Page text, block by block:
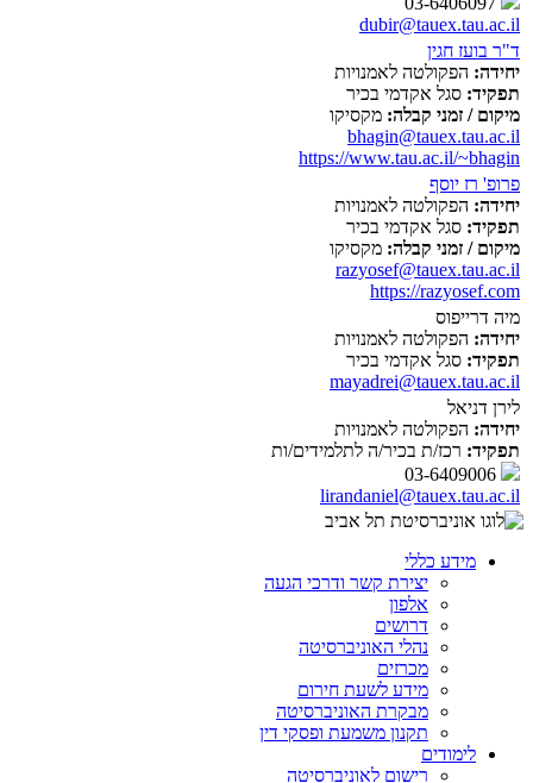
dubir@tauex.tau.ac.il
ד"ר בועז חגין
יחידה: הפקולטה לאמנויות
תפקיד: סגל אקדמי בכיר
מיקום / זמני קבלה: מקסיקו
bhagin@tauex.tau.ac.il
https://www.tau.ac.il/~bhagin
פרופ' רז יוסף
יחידה: הפקולטה לאמנויות
תפקיד: סגל אקדמי בכיר
מיקום / זמני קבלה: מקסיקו
razyosef@tauex.tau.ac.il
https://razyosef.com
מיה דרייפוס
יחידה: הפקולטה לאמנויות
תפקיד: סגל אקדמי בכיר
mayadrei@tauex.tau.ac.il
לירן דניאל
יחידה: הפקולטה לאמנויות
תפקיד: רכז/ת בכיר/ה לתלמידים/ות
lirandaniel@tauex.tau.ac.il
מידע כללי
יצירת קשר ודרכי הגעה
אלפון
דרושים
נהלי האוניברסיטה
מכרזים
מידע לשעת חירום
מבקרת האוניברסיטה
תקנון משמעת ופסקי דין
לימודים
רישום לאוניברסיטה